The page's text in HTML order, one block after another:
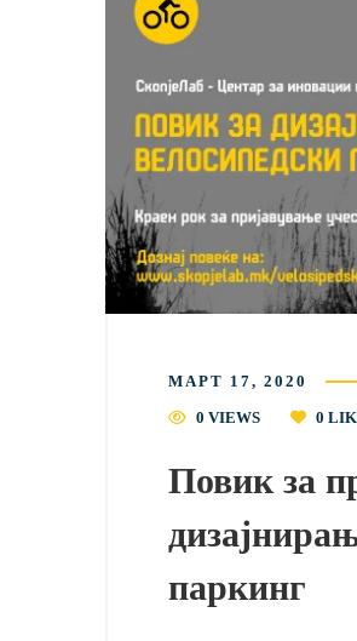
МАРТ 17, 2020
0 VIEWS
0
Повик за
паркинг